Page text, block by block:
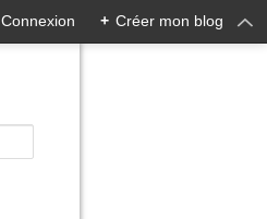
Connexion + Créer mon blog